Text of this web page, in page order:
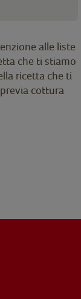
alle liste
che ti stiamo
ricetta che ti
cottura